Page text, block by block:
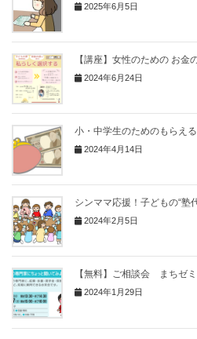
2025年6月5日
【講座】女性のための お金
2024年6月24日
小・中学生のためのもらえ
2024年4月14日
シンママ応援！子どもの“塾
2024年2月5日
【無料】ご相談会 まちゼ
2024年1月29日